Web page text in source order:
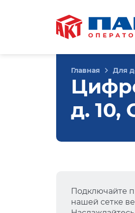
Главная Для
д. 10,
Подключайте
нашей сетке